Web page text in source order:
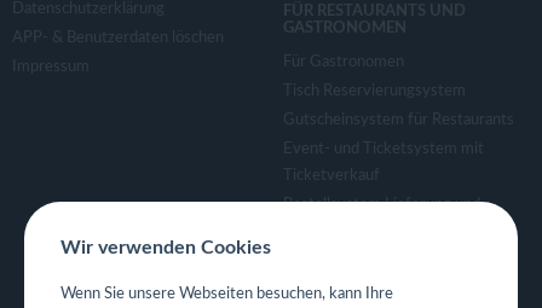
Datenschutzerklärung
APP- & Benutzerdaten löschen
Impressum
FÜR RESTAURANTS UND
GASTRONOMEN
Für Gastronomen
Tisch Reservierungsystem
Gutscheinsystem für Restaurants
Event- und Ticketsystem mit
Ticketverkauf
Bestellsystem Lieferung und
Eigene App für Restaurant
Wir verwenden Cookies
Wenn Sie unsere Webseiten besuchen, kann Ihre